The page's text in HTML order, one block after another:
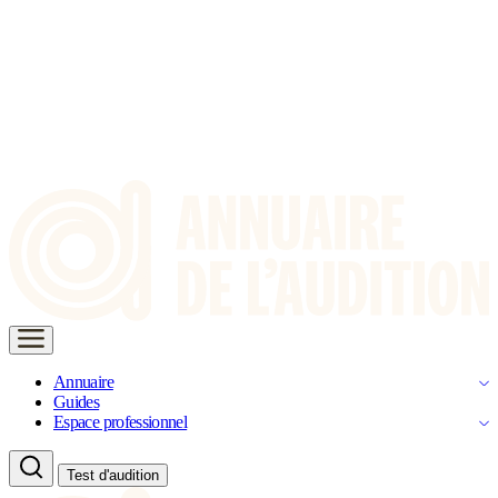
Annuaire
Guides
Espace professionnel
Test d'audition